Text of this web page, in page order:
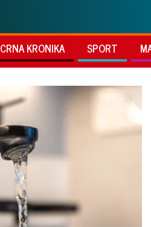
CRNA KRONIKA SPORT